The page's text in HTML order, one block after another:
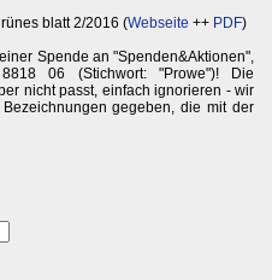
blatt 2/2016 (Webseite ++ PDF)
Spende an "Spenden&Aktionen",
06 (Stichwort: "Prowe")! Die
nicht passt, einfach ignorieren - wir
gegeben, die mit der